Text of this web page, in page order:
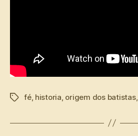
Tagsfé, historia, origem dos batistas,